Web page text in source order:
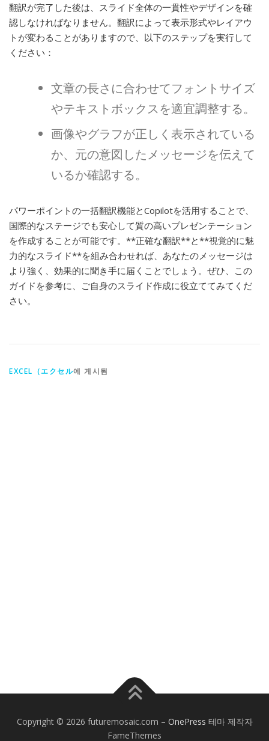
翻訳が完了した後は、スライド全体の一貫性やデザインを確
認しなければなりません。翻訳によって表示形式やレイアウ
トが変わることがありますので、以下のステップを実行して
ください：
文章の長さに合わせてフォントサイズ
やテキストボックスを適宜調整する。
画像やグラフが正しく表示されている
か、元の意図したメッセージを伝えて
いるか確認する。
パワーポイントの一括翻訳機能とCopilotを活用することで、
国際的なステージでも安心して質の高いプレゼンテーション
を作成することが可能です。**正確な翻訳**と**視覚的に魅
力的なスライド**を組み合わせれば、あなたのメッセージは
より強く、効果的に聞き手に届くことでしょう。ぜひ、この
ガイドを参考に、ご自身のスライド作成に役立ててみてくだ
さい。
EXCEL（エクセル에 게시됨
Copyright © 2026 futuremosaic.com – OnePress 테마 제작자
FameThemes